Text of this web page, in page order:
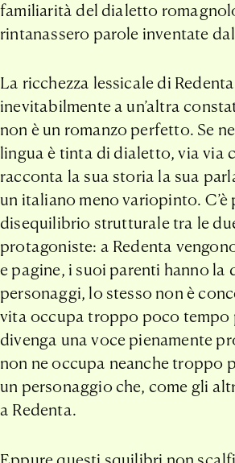
familiarità del dialetto
rintanassero parole inventate
La ricchezza lessicale di
inevitabilmente a un’altra
non è un romanzo perfetto. Se
lingua è tinta di dialetto, via via
racconta la sua storia la sua
un italiano meno variopinto. C’è
disequilibrio strutturale tra le
protagoniste: a Redenta
e pagine, i suoi parenti hanno la
personaggi, lo stesso non è
vita occupa troppo poco tempo
divenga una voce pienamente
non ne occupa neanche troppo
un personaggio che, come gli
a Redenta.